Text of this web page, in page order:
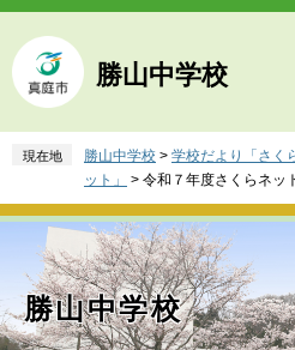
ペ
ジ
の
頭
。
メ
ュ
ー
飛
て
勝山中学校
現在地 勝山中学校 > 学校だより「さく
ット」
> 令和７年度さくらネッ
勝山中学校